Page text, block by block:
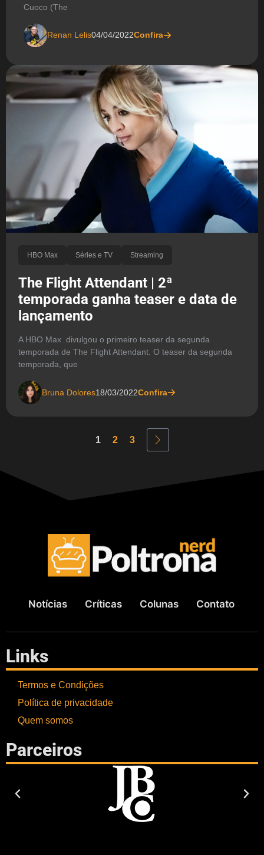
Cuoco (The
Renan Lelis04/04/2022Confira
HBO Max Séries e TV Streaming
The Flight Attendant | 2ª
temporada ganha teaser e data de
lançamento
A HBO Max divulgou o primeiro teaser da segunda
temporada de The Flight Attendant. O teaser da segunda
temporada, que
Bruna Dolores18/03/2022Confira
1 2 3
Notícias Críticas Colunas Contato
Links
Termos e Condições
Política de privacidade
Quem somos
Parceiros